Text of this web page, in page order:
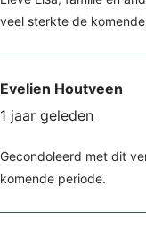
veel sterkte de
Evelien Houtveen
1 jaar geleden
Gecondoleerd met dit
komende periode.